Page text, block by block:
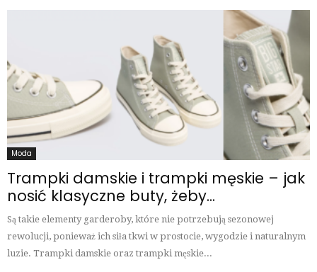
Moda
Trampki damskie i trampki męskie – jak
nosić klasyczne buty, żeby...
Są takie elementy garderoby, które nie potrzebują sezonowej
rewolucji, ponieważ ich siła tkwi w prostocie, wygodzie i naturalnym
luzie. Trampki damskie oraz trampki męskie...